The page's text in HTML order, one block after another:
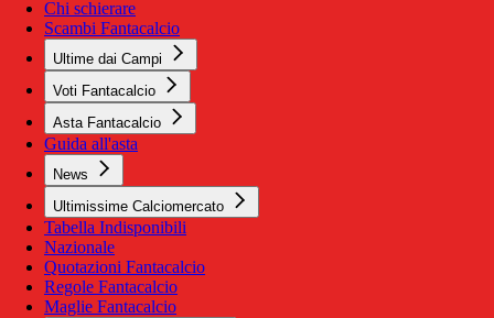
Chi schierare
Scambi Fantacalcio
Ultime dai Campi
Voti Fantacalcio
Asta Fantacalcio
Guida all'asta
News
Ultimissime Calciomercato
Tabella Indisponibili
Nazionale
Quotazioni Fantacalcio
Regole Fantacalcio
Maglie Fantacalcio